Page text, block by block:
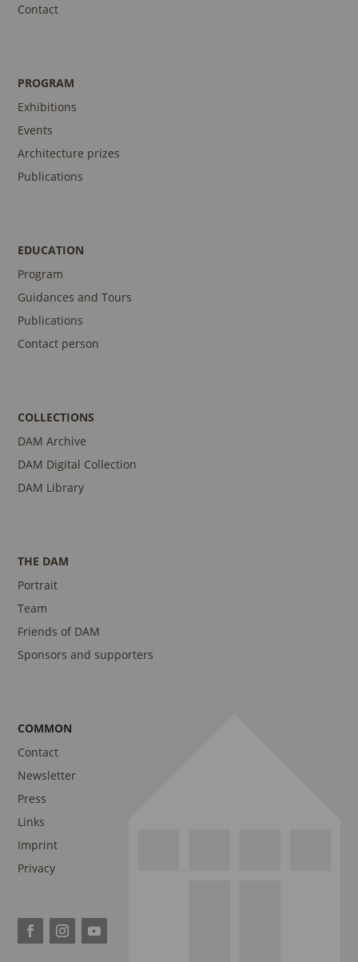
Contact
PROGRAM
Exhibitions
Events
Architecture prizes
Publications
EDUCATION
Program
Guidances and Tours
Publications
Contact person
COLLECTIONS
DAM Archive
DAM Digital Collection
DAM Library
THE DAM
Portrait
Team
Friends of DAM
Sponsors and supporters
COMMON
Contact
Newsletter
Press
Links
Imprint
Privacy